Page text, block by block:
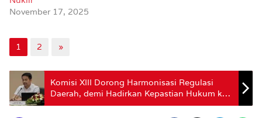
November 17, 2025
1 2 »
Komisi XIII Dorong Harmonisasi Regulasi
Daerah, demi Hadirkan Kepastian Hukum ke
Masyarakat